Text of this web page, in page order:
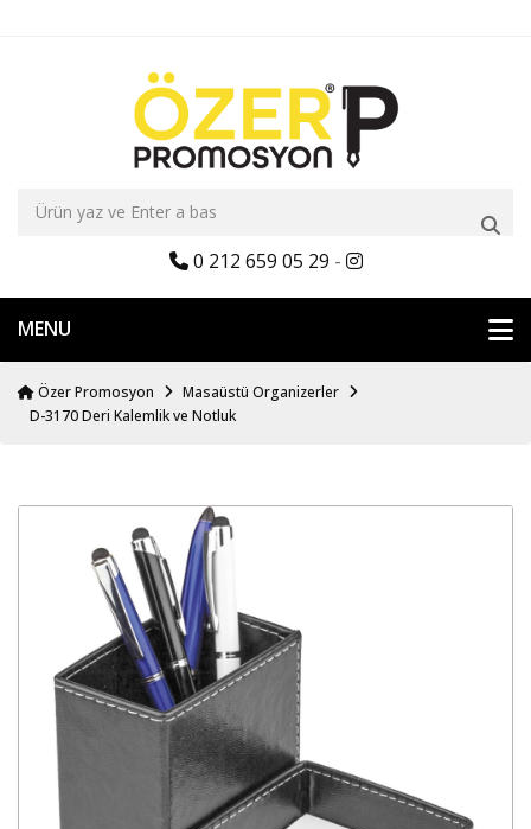
0 212 659 05 29 -
MENU
Özer Promosyon
Masaüstü Organizerler
D-3170 Deri Kalemlik ve Notluk